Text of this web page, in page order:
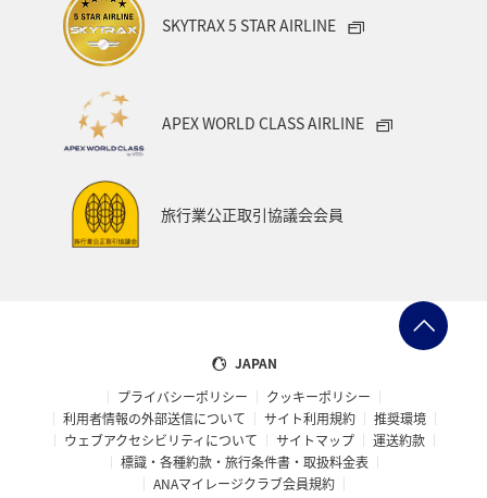
SKYTRAX 5 STAR AIRLINE
APEX WORLD CLASS AIRLINE
旅行業公正取引協議会会員
JAPAN
プライバシーポリシー
クッキーポリシー
利用者情報の外部送信について
サイト利用規約
推奨環境
ウェブアクセシビリティについて
サイトマップ
運送約款
標識・各種約款・旅行条件書・取扱料金表
ANAマイレージクラブ会員規約